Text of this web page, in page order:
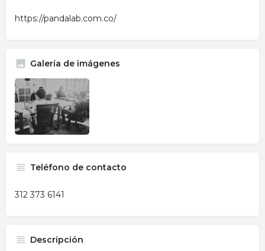
https://pandalab.com.co/
Galería de imágenes
Teléfono de contacto
312 373 6141
Descripción